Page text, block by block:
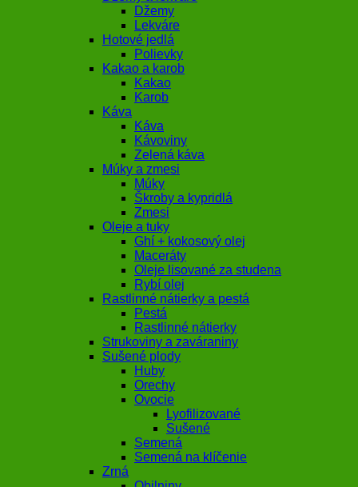
Džemy
Lekváre
Hotové jedlá
Polievky
Kakao a karob
Kakao
Karob
Káva
Káva
Kávoviny
Zelená káva
Múky a zmesi
Múky
Škroby a kypridlá
Zmesi
Oleje a tuky
Ghí + kokosový olej
Maceráty
Oleje lisované za studena
Rybí olej
Rastlinné nátierky a pestá
Pestá
Rastlinné nátierky
Strukoviny a zaváraniny
Sušené plody
Huby
Orechy
Ovocie
Lyofilizované
Sušené
Semená
Semená na klíčenie
Zrná